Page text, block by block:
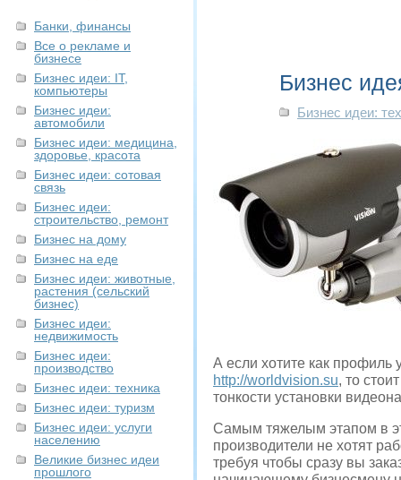
Банки, финансы
Все о рекламе и
бизнесе
Бизнес идеи: IT,
компьютеры
Бизнес идеи:
автомобили
Бизнес идеи: медицина,
здоровье, красота
Бизнес идеи: сотовая
связь
Бизнес идеи:
строительство, ремонт
Бизнес на дому
Бизнес на еде
Бизнес идеи: животные,
растения (сельский
бизнес)
Бизнес идеи:
недвижимость
Бизнес идеи:
производство
Бизнес идеи: техника
Бизнес идеи: туризм
Бизнес идеи: услуги
населению
Великие бизнес идеи
прошлого
Бизнес
Бизнес идеи:
А если хотите как профиль
http://worldvision.su, то
тонкости установки
Самым тяжелым этапом в
производители не хотят
требуя чтобы сразу вы